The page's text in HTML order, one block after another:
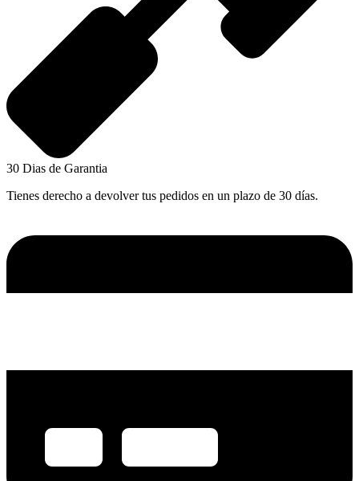
30 Dias de Garantia
Tienes derecho a devolver tus pedidos en un plazo de 30 días.